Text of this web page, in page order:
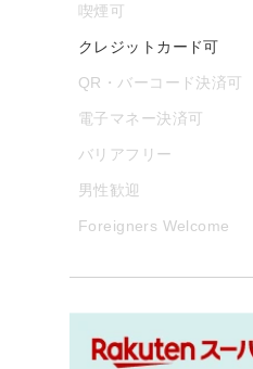
喫煙可
クレジットカード可
QR・バーコード決済可
電子マネー決済可
バリアフリー
男性歓迎
Foreigners Welcome